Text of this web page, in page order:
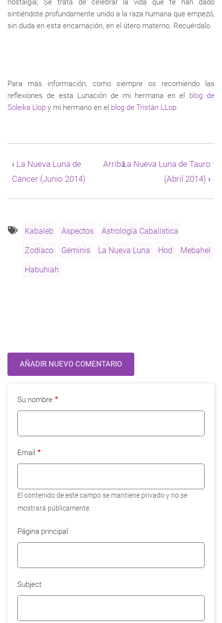
nostalgia; Se trata de celebrar la vida que te han dado
sintiéndote profundamente unido a la raza humana que empezó,
sin duda en esta encarnación, en el útero materno. Recuérdalo.
Para más información, como siempre os recomiendo las
reflexiones de esta Lunación de mi hermana en el
blog de
Soleika Llop y mi hermano en el blog de Tristán LLop
transversales
de
Book
La
de
(Mayo
‹La Nueva Luna de
Cáncer (Junio 2014)
ArribaLa Nueva Luna de Tauro
(Abril 2014) ›
Kabaleb Aspectos Astrología Cabalística
Zodíaco Géminis La Nueva Luna Hod Mebahel
Habuhiah
AÑADIR NUEVO COMENTARIO
Su nombre
Email
El contenido de este campo se mantiene privado y no se
mostrará públicamente.
Página principal
Subject